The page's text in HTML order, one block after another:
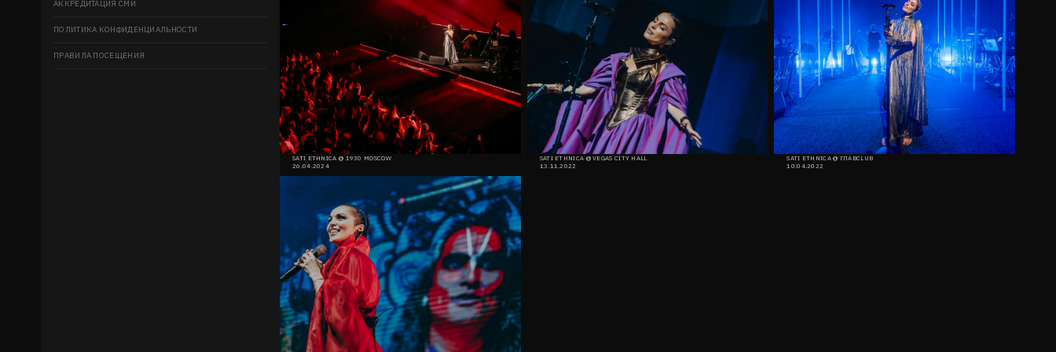
АККРЕДИТАЦИЯ СМИ
ПОЛИТИКА КОНФИДЕНЦИАЛЬНОСТИ
ПРАВИЛА ПОСЕЩЕНИЯ
SATI ETHNICA @ 1930 MOSCOW
26.04.2024
SATI ETHNICA @ VEGAS CITY HALL
13.11.2022
SATI ETHNICA @ ГЛАВCLUB
10.04.2022